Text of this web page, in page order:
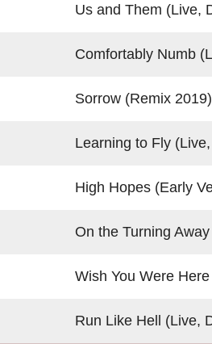
Us and Them (Live,
Comfortably Numb
Sorrow (Remix 2019)
Learning to Fly (Live,
High Hopes (Early
On the Turning Away
Wish You Were Here
Run Like Hell (Live,